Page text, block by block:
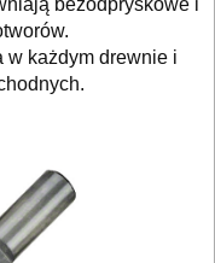
w każdym drewnie i